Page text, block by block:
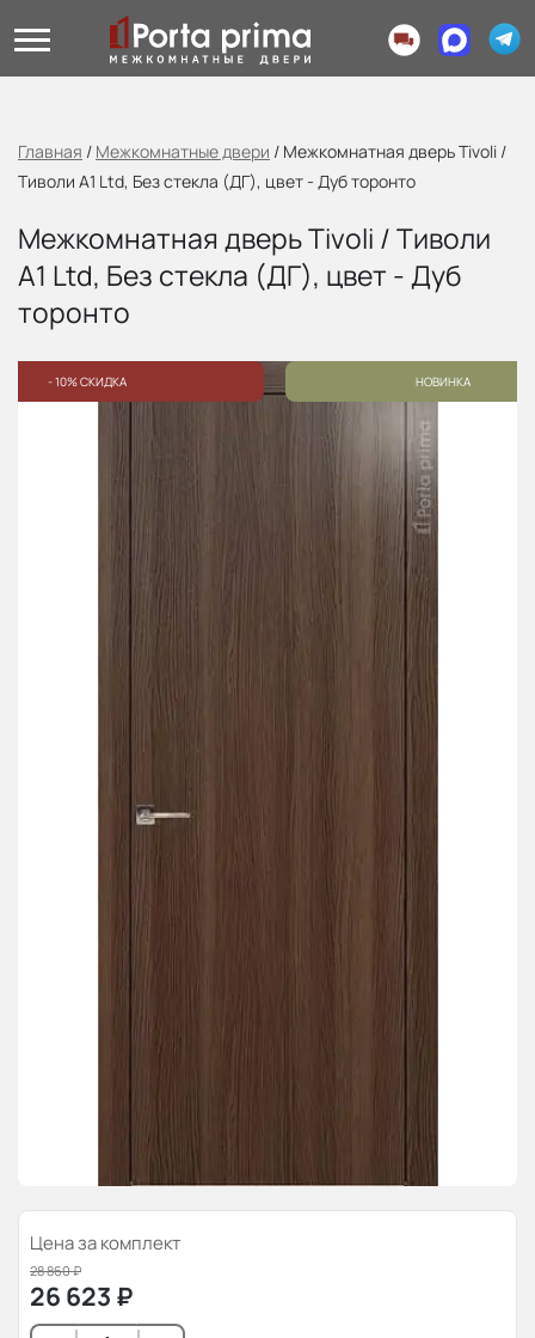
Главная / Межкомнатные двери / Межкомнатная дверь Tivoli /
Тиволи A1 Ltd, Без стекла (ДГ), цвет - Дуб торонто
Межкомнатная дверь Tivoli / Тиволи
A1 Ltd, Без стекла (ДГ), цвет - Дуб
торонто
- 10% СКИДКА НОВИНКА
Цена за комплект
28 860₽
26 623 ₽